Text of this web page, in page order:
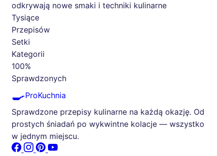
odkrywają nowe smaki i techniki kulinarne
Tysiące
Przepisów
Setki
Kategorii
100%
Sprawdzonych
🍳ProKuchnia
Sprawdzone przepisy kulinarne na każdą okazję. Od
prostych śniadań po wykwintne kolacje — wszystko
w jednym miejscu.